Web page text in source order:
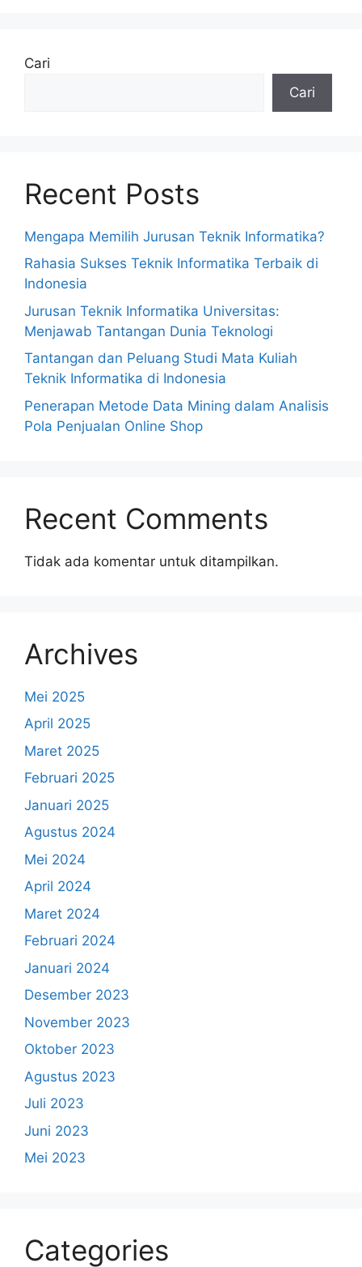
Cari
Cari
Recent Posts
Mengapa Memilih Jurusan Teknik Informatika?
Rahasia Sukses Teknik Informatika Terbaik di
Indonesia
Jurusan Teknik Informatika Universitas:
Menjawab Tantangan Dunia Teknologi
Tantangan dan Peluang Studi Mata Kuliah
Teknik Informatika di Indonesia
Penerapan Metode Data Mining dalam Analisis
Pola Penjualan Online Shop
Recent Comments
Tidak ada komentar untuk ditampilkan.
Archives
Mei 2025
April 2025
Maret 2025
Februari 2025
Januari 2025
Agustus 2024
Mei 2024
April 2024
Maret 2024
Februari 2024
Januari 2024
Desember 2023
November 2023
Oktober 2023
Agustus 2023
Juli 2023
Juni 2023
Mei 2023
Categories